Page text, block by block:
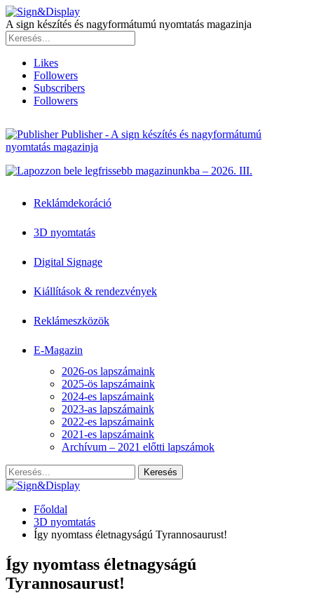
A sign készítés és nagyformátumú nyomtatás magazinja
Likes
Followers
Subscribers
Followers
Publisher - A sign készítés és nagyformátumú
nyomtatás magazinja
Reklámdekoráció
3D nyomtatás
Digital Signage
Kiállítások & rendezvények
Reklámeszközök
E-Magazin
2026-os lapszámaink
2025-ös lapszámaink
2024-es lapszámaink
2023-as lapszámaink
2022-es lapszámaink
2021-es lapszámaink
Archívum – 2021 előtti lapszámok
Főoldal
3D nyomtatás
Így nyomtass életnagyságú Tyrannosaurust!
Így nyomtass életnagyságú
Tyrannosaurust!